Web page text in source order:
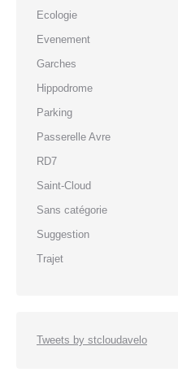
Ecologie
Evenement
Garches
Hippodrome
Parking
Passerelle Avre
RD7
Saint-Cloud
Sans catégorie
Suggestion
Trajet
Tweets by stcloudavelo